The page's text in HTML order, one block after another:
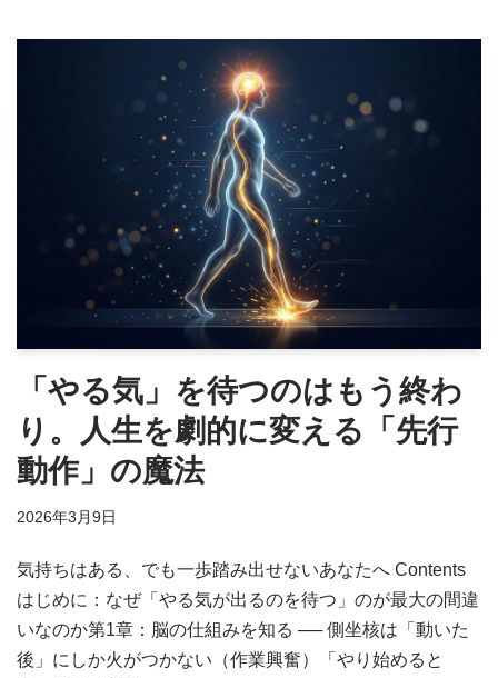
「やる気」を待つのはもう終わ
り。人生を劇的に変える「先行
動作」の魔法
2026年3月9日
気持ちはある、でも一歩踏み出せないあなたへ Contents
はじめに：なぜ「やる気が出るのを待つ」のが最大の間違
いなのか第1章：脳の仕組みを知る ── 側坐核は「動いた
後」にしか火がつかない（作業興奮）「やり始めると